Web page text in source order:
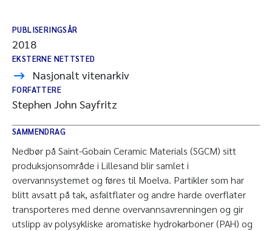
PUBLISERINGSÅR
2018
EKSTERNE NETTSTED
Nasjonalt vitenarkiv
FORFATTERE
Stephen John Sayfritz
SAMMENDRAG
Nedbør på Saint-Gobain Ceramic Materials (SGCM) sitt
produksjonsområde i Lillesand blir samlet i
overvannsystemet og føres til Moelva. Partikler som har
blitt avsatt på tak, asfaltflater og andre harde overflater
transporteres med denne overvannsavrenningen og gir
utslipp av polysykliske aromatiske hydrokarboner (PAH) og